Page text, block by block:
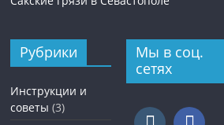
Рубрики
Инструкции и
советы (3)
Мы в соц.
сетях